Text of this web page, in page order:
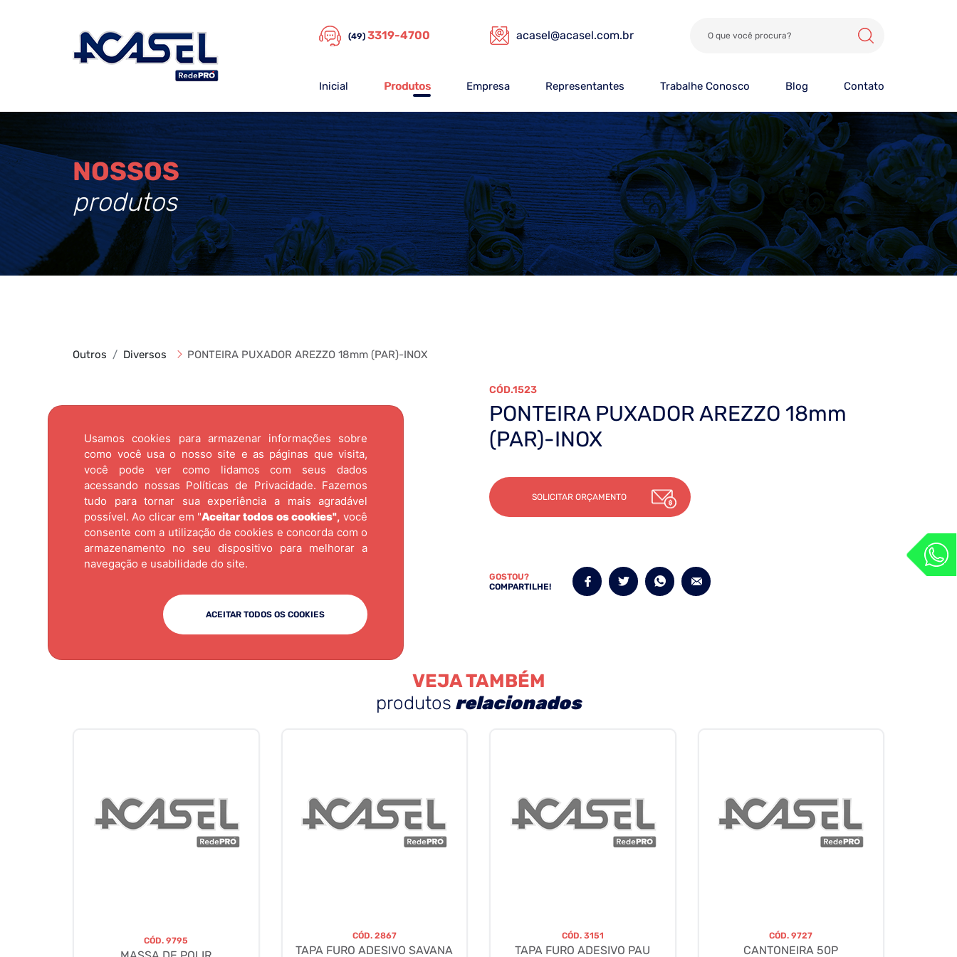
Usamos cookies para armazenar informações sobre
como você usa o nosso site e as páginas que visita,
você pode ver como lidamos com seus dados
acessando nossas Políticas de Privacidade. Fazemos
tudo para tornar sua experiência a mais agradável
possível. Ao clicar em "Aceitar todos os cookies", você
consente com a utilização de cookies e concorda com o
armazenamento no seu dispositivo para melhorar a
navegação e usabilidade do site.
ACEITAR TODOS OS COOKIES
(49) 3319-4700 acasel@acasel.com.br
Inicial Produtos Empresa Representantes Trabalhe Conosco Blog Contato
NOSSOS
produtos
Outros Diversos PONTEIRA PUXADOR AREZZO 18mm (PAR)-INOX
1523
PONTEIRA PUXADOR AREZZO 18mm
(PAR)-INOX
SOLICITAR ORÇAMENTO
GOSTOU?
COMPARTILHE!
VEJA TAMBÉM
produtos relacionados
CÓD.9795 CÓD. 2867
TAPA FURO ADESIVO SAVANA
CÓD. 3151
TAPA FURO ADESIVO PAU
CÓD.9727
CANTONEIRA 50P